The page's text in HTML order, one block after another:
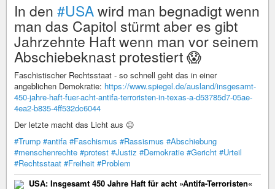
In den #USAwird man begnadigt wenn
man das Capitol stürmt aber es gibt
Jahrzehnte Haft wenn man vor seinem
Abschiebeknast protestiert 😱
Faschistischer Rechtsstaat - so schnell geht das in einer
angeblichen Demokratie: https://www.spiegel.de/ausland/insgesamt-
450-jahre-haft-fuer-acht-antifa-terroristen-in-texas-a-d53785d7-05ae-
4ea2-b835-4ff532dc6044
Der letzte macht das Licht aus 😐
#Trump #antifa #Faschismus #Rassismus #Abschiebung
#menschenrechte #protest #Justiz #Demokratie #Gericht #Urteil
#Rechtsstaat #Freiheit #Problem
USA: Insgesamt 450 Jahre Haft für acht »Antifa-Terroristen«